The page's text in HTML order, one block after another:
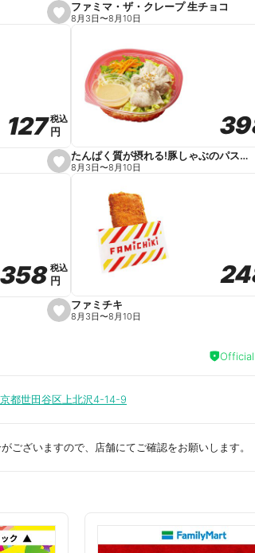
s
e
e
ファミマ・ザ・クレープ 生チョコ
8月3日〜8月10日
s
e
e
127
127税込
税込
円
円
たんぱく質が摂れる!豚しゃぶのパスタサラダ
8月3日〜8月10日
s
e
i
t
358
358税込
税込
円
円
ファミチキ
8月3日〜8月10日
都世田谷区上北沢4-14-9
ございますので、店舗にてご確認をお願いします。